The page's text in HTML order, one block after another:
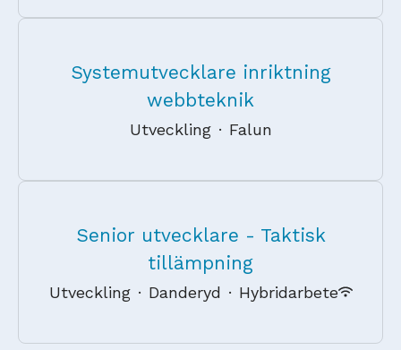
Systemutvecklare inriktning
webbteknik
Utveckling · Falun
Senior utvecklare - Taktisk
tillämpning
Utveckling · Danderyd · Hybridarbete